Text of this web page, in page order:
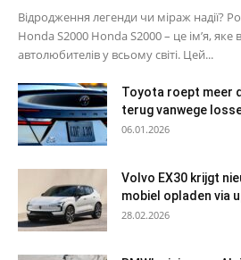
Відродження легенди чи міраж надії?
Honda S2000 Honda S2000 – це ім’я, яке
автолюбителів у всьому світі. Цей...
Toyota roept meer
terug vanwege
06.01.2026
Volvo EX30 krijgt
mobiel opladen via
28.02.2026